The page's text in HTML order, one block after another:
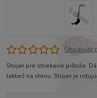
Ohodnotiť
Stojan pre striekacie pištole.
taktiež na stenu. Stojan je